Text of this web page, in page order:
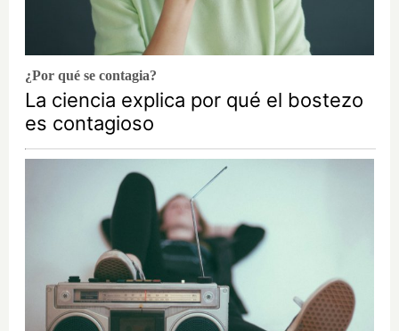
¿Por qué se contagia?
La ciencia explica por qué el bostezo
es contagioso